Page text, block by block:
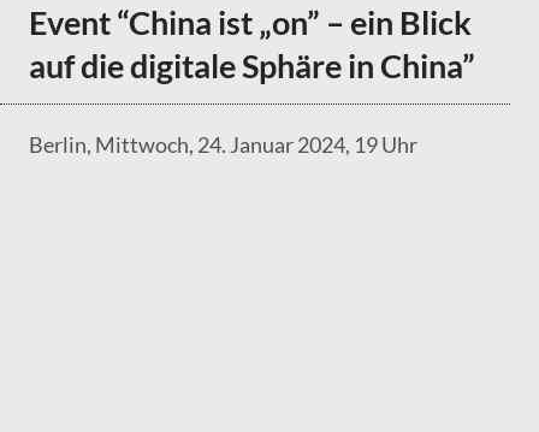
Event “China ist „on” – ein Blick
auf die digitale Sphäre in China”
Berlin, Mittwoch, 24. Januar 2024, 19 Uhr